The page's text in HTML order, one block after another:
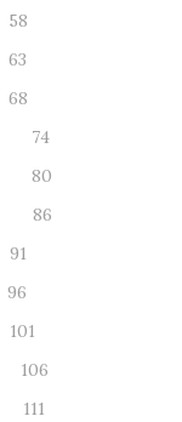
58
63
68
74
80
86
91
96
101
106
111